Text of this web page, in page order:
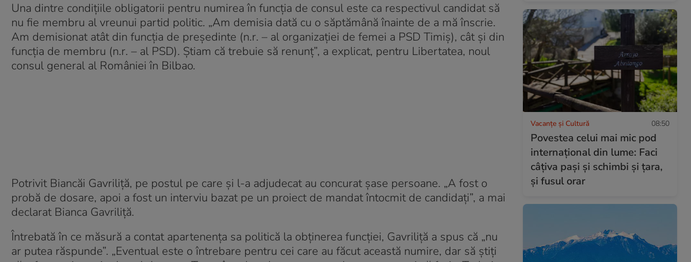
Una dintre condițiile obligatorii pentru numirea în funcția de consul este ca respectivul candidat să
nu fie membru al vreunui partid politic. „Am demisia dată cu o săptămână înainte de a mă înscrie.
Am demisionat atât din funcția de președinte (n.r. – al organizației de femei a PSD Timiș), cât și din
funcția de membru (n.r. – al PSD). Știam că trebuie să renunț”, a explicat, pentru Libertatea, noul
consul general al României în Bilbao.
Potrivit Biancăi Gavriliță, pe postul pe care și l-a adjudecat au concurat șase persoane. „A fost o
probă de dosare, apoi a fost un interviu bazat pe un proiect de mandat întocmit de candidați”, a mai
declarat Bianca Gavriliță.
Întrebată în ce măsură a contat apartenența sa politică la obținerea funcției, Gavriliță a spus că „nu
ar putea răspunde”. „Eventual este o întrebare pentru cei care au făcut această numire, dar să știți
Vacanțe și Cultură 08:50
Povestea celui mai mic pod
internațional din lume: Faci
câțiva pași și schimbi și țara,
și fusul orar